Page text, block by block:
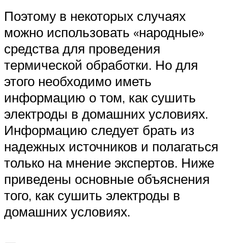
Поэтому в некоторых случаях
можно использовать «народные»
средства для проведения
термической обработки. Но для
этого необходимо иметь
информацию о том, как сушить
электроды в домашних условиях.
Информацию следует брать из
надежных источников и полагаться
только на мнение экспертов. Ниже
приведены основные объяснения
того, как сушить электроды в
домашних условиях.